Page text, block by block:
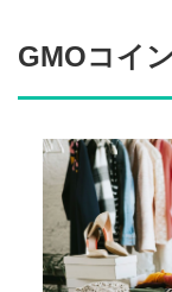
GMOコイ